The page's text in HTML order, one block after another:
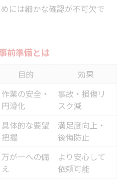
には細かな確認が不可欠で
前準備とは
目的
効果
作業の安全・
円滑化
事故・損傷リ
スク減
具体的な要望
把握
満足度向上・
後悔防止
万が一への備
え
より安心して
依頼可能